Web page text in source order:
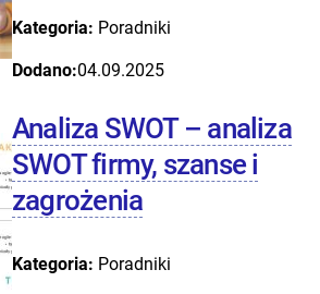
Kategoria: Poradniki
Dodano:04.09.2025
Analiza SWOT – analiza
SWOT firmy, szanse i
zagrożenia
Kategoria: Poradniki